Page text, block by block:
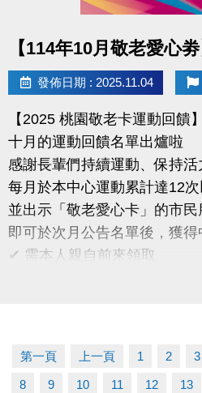
球館專線｜03-263-9066
快來和蘆寶、薇薇一起在雪
戰、創造回憶吧！
薇 #暖冬冒險
【114年10月敬老愛心劵
發佈日期 : 2025.11.04
【2025 桃園敬老卡運動回饋】
十月的運動回饋名單出爐啦
感謝長輩們持續運動、保持活
每月於本中心運動累計達12次
並出示「敬老愛心卡」的市民
即可於次月公告名單後，獲
✔ 需本人親自前來領取
第一頁 上一頁 1 2 3
8 9 10 11 12 13